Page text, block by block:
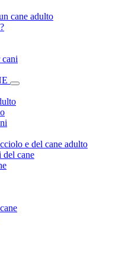
cane adulto
e del cane adulto
del cane